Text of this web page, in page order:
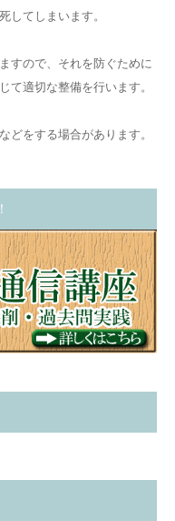
してしまいます。
すので、それを防ぐために
て適切な整備を行います。
どをする場合があります。